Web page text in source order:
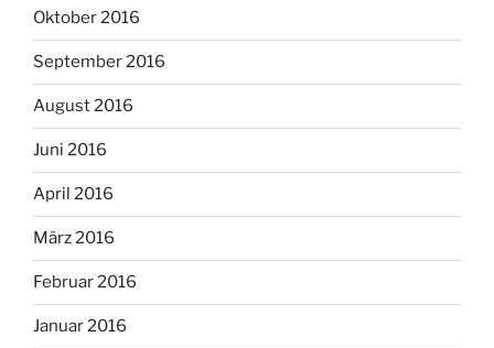
Oktober 2016
September 2016
August 2016
Juni 2016
April 2016
März 2016
Februar 2016
Januar 2016